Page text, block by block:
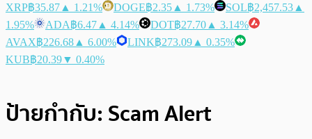
XRP฿35.87 ▲ 1.21% DOGE฿2.35 ▲ 1.73% SOL฿2,457.53 ▲
1.95%
ADA฿6.47 ▲ 4.14% DOT฿27.70 ▲ 3.14%
AVAX฿226.68 ▲ 6.00% LINK฿273.09 ▲ 0.35%
KUB฿20.39▼ 0.40%
ป้ายกำกับ: Scam Alert